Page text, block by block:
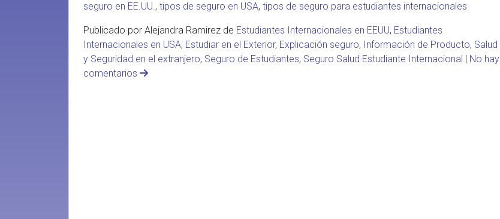
seguro en EE.UU., tipos de seguro en USA, tipos de seguro para estudiantes internacionales
Publicado por Alejandra Ramirez de Estudiantes Internacionales en EEUU, Estudiantes
Internacionales en USA, Estudiar en el Exterior, Explicación seguro, Información de Producto, Salud
y Seguridad en el extranjero, Seguro de Estudiantes, Seguro Salud Estudiante Internacional | No hay
comentarios